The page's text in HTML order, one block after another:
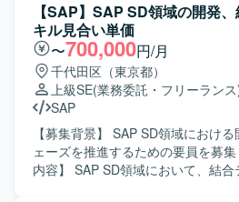
【SAP】SAP SD領域の開発
キル見合い単価
〜700,000円/月
千代田区（東京都）
上級SE(業務委託・フリーラン
SAP
【募集背景】 SAP SD領域におけ
ェーズを推進するための要員を募集して
内容】 SAP SD領域において、結